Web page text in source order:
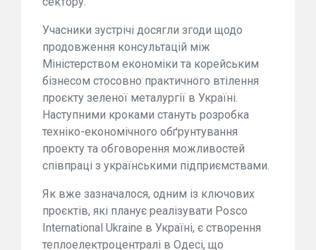
Учасники зустрічі досягли згоди щодо
продовження консультацій між
Міністерством економіки та корейським
бізнесом стосовно практичного втілення
проєкту зеленої металургії в Україні.
Наступними кроками стануть розробка
техніко-економічного обґрунтування
проекту та обговорення можливостей
співпраці з українськими підприємствами.
Як вже зазначалося, одним із ключових
проєктів, які планує реалізувати Posco
International Ukraine в Україні, є створення
теплоелектроцентралі в Одесі, що